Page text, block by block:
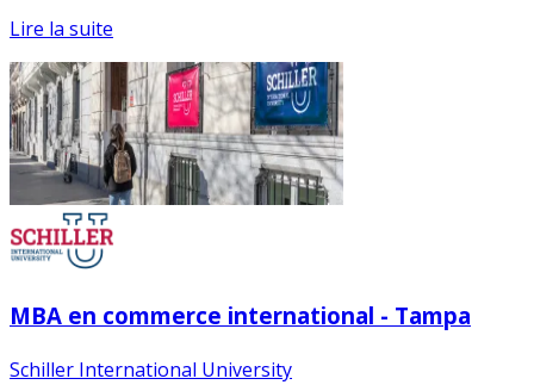
Lire la suite
MBA en commerce international - Tampa
Schiller International University